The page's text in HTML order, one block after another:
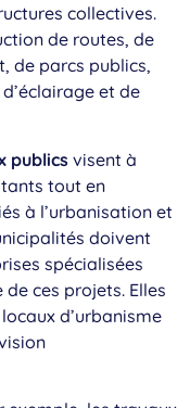
collectives.
de routes, de
de parcs publics,
et de
publics visent à
tout en
à l’urbanisation et
doivent
spécialisées
ces projets. Elles
d’urbanisme